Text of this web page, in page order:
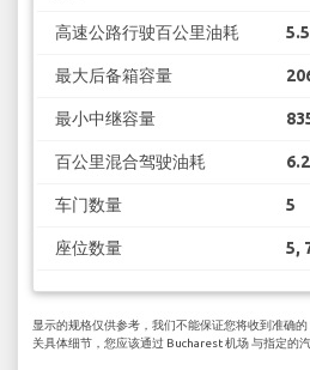
高速公路行驶百公里油耗
最大后备箱容量
最小中继容量
百公里混合驾驶油耗
车门数量 5
座位数量 5,
显示的规格仅供参考，我们不能保证您将收到准确
关具体细节，您应该通过 Bucharest 机场 与指定的